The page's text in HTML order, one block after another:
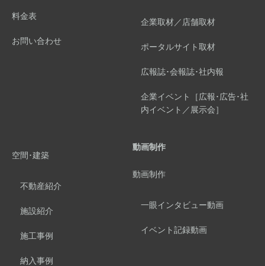
料金表
お問い合わせ
企業取材／店舗取材
ポータルサイト取材
広報誌･会報誌･社内報
企業イベント［広報･広告･社
内イベント／展示会］
空間･建築
不動産紹介
施設紹介
施工事例
納入事例
動画制作
動画制作
一眼インタビュー動画
イベント記録動画